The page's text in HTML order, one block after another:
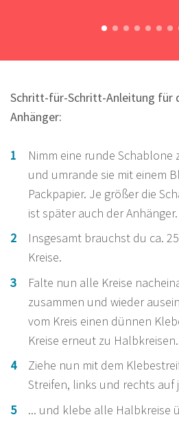
Schritt-für-Schritt-Anleitung für
Anhänger:
Nimm eine runde Schablone
und umrande sie mit einem
Packpapier. Je größer die
ist später auch der Anhänger.
Insgesamt brauchst du ca.
Kreise.
Falte nun alle Kreise
zusammen und wieder
vom Kreis einen dünnen
Kreise erneut zu Halbkreisen.
Ziehe nun mit dem
Streifen, links und rechts auf
... und klebe alle Halbkreise